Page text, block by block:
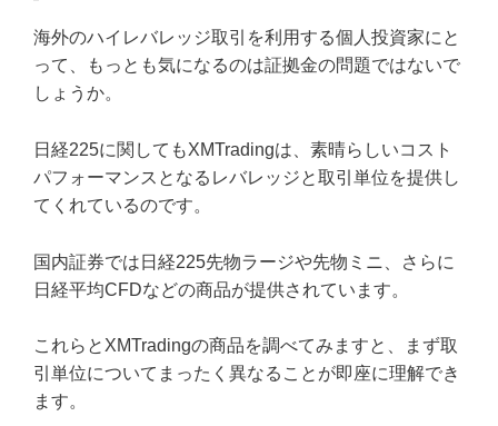
海外のハイレバレッジ取引を利用する個人投資家にと
って、もっとも気になるのは証拠金の問題ではないで
しょうか。
日経225に関してもXMTradingは、素晴らしいコスト
パフォーマンスとなるレバレッジと取引単位を提供し
てくれているのです。
国内証券では日経225先物ラージや先物ミニ、さらに
日経平均CFDなどの商品が提供されています。
これらとXMTradingの商品を調べてみますと、まず取
引単位についてまったく異なることが即座に理解でき
ます。